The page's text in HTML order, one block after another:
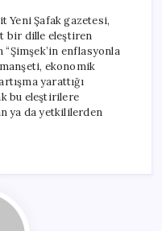
Yeni Şafak gazetesi,
bir dille eleştiren
enflasyonla
ekonomik
yarattığı
bu eleştirilere
ya da yetkililerden